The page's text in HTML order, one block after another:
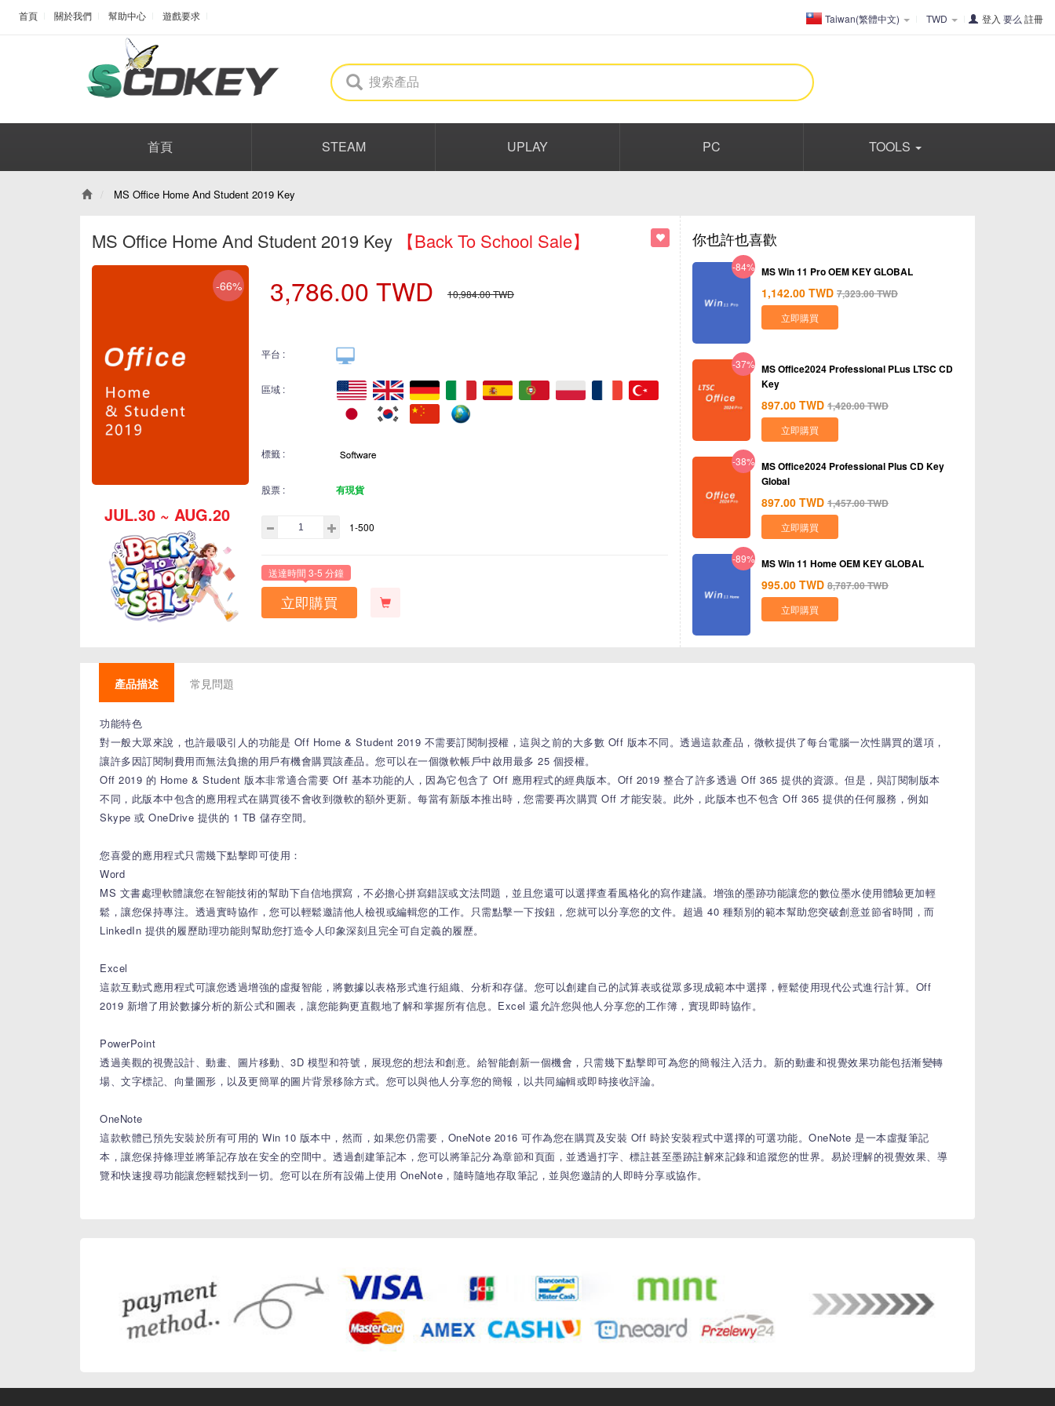
首頁 關於我們 幫助中心 遊戲要求 Taiwan(繁體中文) TWD 登入 要么 註冊
首頁 STEAM UPLAY PC TOOLS
MS Office Home And Student 2019 Key
MS Office Home And Student 2019 Key 【Back To School Sale】
-66%
JUL.30 ~ AUG.20
3,786.00 TWD 10,984.00TWD
平台 :
區域 :
標籤 :
股票 : 有現貨
1-500
送達時間 3-5 分鐘
立即購買
你也許也喜歡
-84% MS Win 11 Pro OEM KEY GLOBAL
1,142.00 TWD 7,323.00TWD
立即購買
-37% MS Office2024 Professional PLus LTSC CD
Key
897.00 TWD 1,420.00TWD
立即購買
-38% MS Office2024 Professional Plus CD Key
Global
897.00 TWD 1,457.00TWD
立即購買
-89% MS Win 11 Home OEM KEY GLOBAL
995.00 TWD 8,787.00TWD
立即購買
產品描述 常見問題
功能特色
對一般大眾來說，也許最吸引人的功能是 Off Home & Student 2019 不需要訂閱制授權，這與之前的大多數 Off 版本不同。透過這款產品，微軟提供了每台電腦一次性購買的選項，
讓許多因訂閱制費用而無法負擔的用戶有機會購買該產品。您可以在一個微軟帳戶中啟用最多 25 個授權。
Off 2019 的 Home & Student 版本非常適合需要 Off 基本功能的人，因為它包含了 Off 應用程式的經典版本。Off 2019 整合了許多透過 Off 365 提供的資源。但是，與訂閱制版本
不同，此版本中包含的應用程式在購買後不會收到微軟的額外更新。每當有新版本推出時，您需要再次購買 Off 才能安裝。此外，此版本也不包含 Off 365 提供的任何服務，例如
Skype 或 OneDrive 提供的 1 TB 儲存空間。
您喜愛的應用程式只需幾下點擊即可使用：
Word
MS 文書處理軟體讓您在智能技術的幫助下自信地撰寫，不必擔心拼寫錯誤或文法問題，並且您還可以選擇查看風格化的寫作建議。增強的墨跡功能讓您的數位墨水使用體驗更加輕
鬆，讓您保持專注。透過實時協作，您可以輕鬆邀請他人檢視或編輯您的工作。只需點擊一下按鈕，您就可以分享您的文件。超過 40 種類別的範本幫助您突破創意並節省時間，而
LinkedIn 提供的履歷助理功能則幫助您打造令人印象深刻且完全可自定義的履歷。
Excel
這款互動式應用程式可讓您透過增強的虛擬智能，將數據以表格形式進行組織、分析和存儲。您可以創建自己的試算表或從眾多現成範本中選擇，輕鬆使用現代公式進行計算。Off
2019 新增了用於數據分析的新公式和圖表，讓您能夠更直觀地了解和掌握所有信息。Excel 還允許您與他人分享您的工作簿，實現即時協作。
PowerPoint
透過美觀的視覺設計、動畫、圖片移動、3D 模型和符號，展現您的想法和創意。給智能創新一個機會，只需幾下點擊即可為您的簡報注入活力。新的動畫和視覺效果功能包括漸變轉
場、文字標記、向量圖形，以及更簡單的圖片背景移除方式。您可以與他人分享您的簡報，以共同編輯或即時接收評論。
OneNote
這款軟體已預先安裝於所有可用的 Win 10 版本中，然而，如果您仍需要，OneNote 2016 可作為您在購買及安裝 Off 時於安裝程式中選擇的可選功能。OneNote 是一本虛擬筆記
本，讓您保持條理並將筆記存放在安全的空間中。透過創建筆記本，您可以將筆記分為章節和頁面，並透過打字、標註甚至墨跡註解來記錄和追蹤您的世界。易於理解的視覺效果、導
覽和快速搜尋功能讓您輕鬆找到一切。您可以在所有設備上使用 OneNote，隨時隨地存取筆記，並與您邀請的人即時分享或協作。